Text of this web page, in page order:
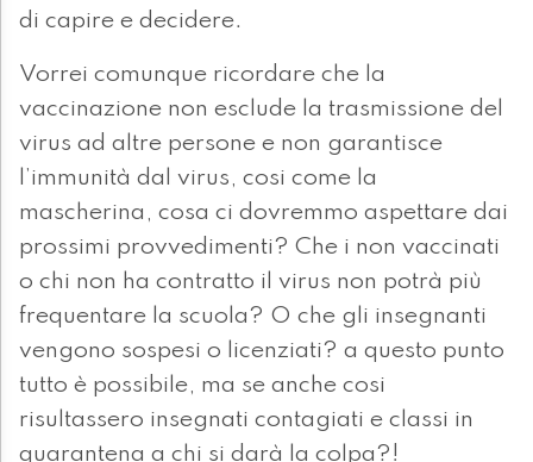
di capire e decidere.
Vorrei comunque ricordare che la
vaccinazione non esclude la trasmissione del
virus ad altre persone e non garantisce
l’immunità dal virus, cosi come la
mascherina, cosa ci dovremmo aspettare dai
prossimi provvedimenti? Che i non vaccinati
o chi non ha contratto il virus non potrà più
frequentare la scuola? O che gli insegnanti
vengono sospesi o licenziati? a questo punto
tutto è possibile, ma se anche cosi
risultassero insegnati contagiati e classi in
quarantena a chi si darà la colpa?!